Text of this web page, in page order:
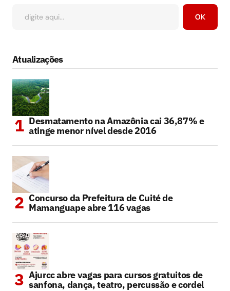
OK
Atualizações
Desmatamento na Amazônia cai 36,87% e
atinge menor nível desde 2016
Concurso da Prefeitura de Cuité de
Mamanguape abre 116 vagas
Ajurcc abre vagas para cursos gratuitos de
sanfona, dança, teatro, percussão e cordel